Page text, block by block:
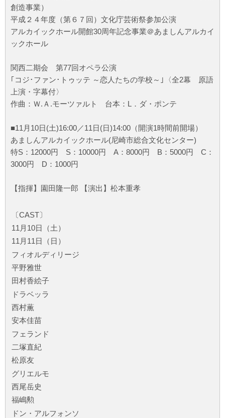
創造事業）
平成２４年度（第６７回）文化庁芸術祭参加公演
アルカイックホール開館30周年記念事業＠あましんアルカイ
ックホール
関西二期会 第77回オペラ公演
｢コジ･ファン･トゥッテ ～恋人たちの学校～｣〈全2幕 原語
上演・字幕付〉
作曲：Ｗ.Ａ.モーツァルト 台本：L．ダ・ポンテ
■11月10日(土)16:00／11日(日)14:00（開演1時間前開場）
あましんアルカイックホール(尼崎市総合文化センター)
特S：12000円 S：10000円 A：8000円 B：5000円 C：
3000円 D：1000円
【指揮】園田隆一郎 【演出】松本重孝
〔CAST〕
11月10日（土）
11月11日（日）
フィオルディリージ
平野雅世
田村香絵子
ドラベッラ
西村薫
安本佳苗
フェランド
二塚直紀
松原友
グリエルモ
西尾岳史
福嶋勲
ドン・アルフォンソ